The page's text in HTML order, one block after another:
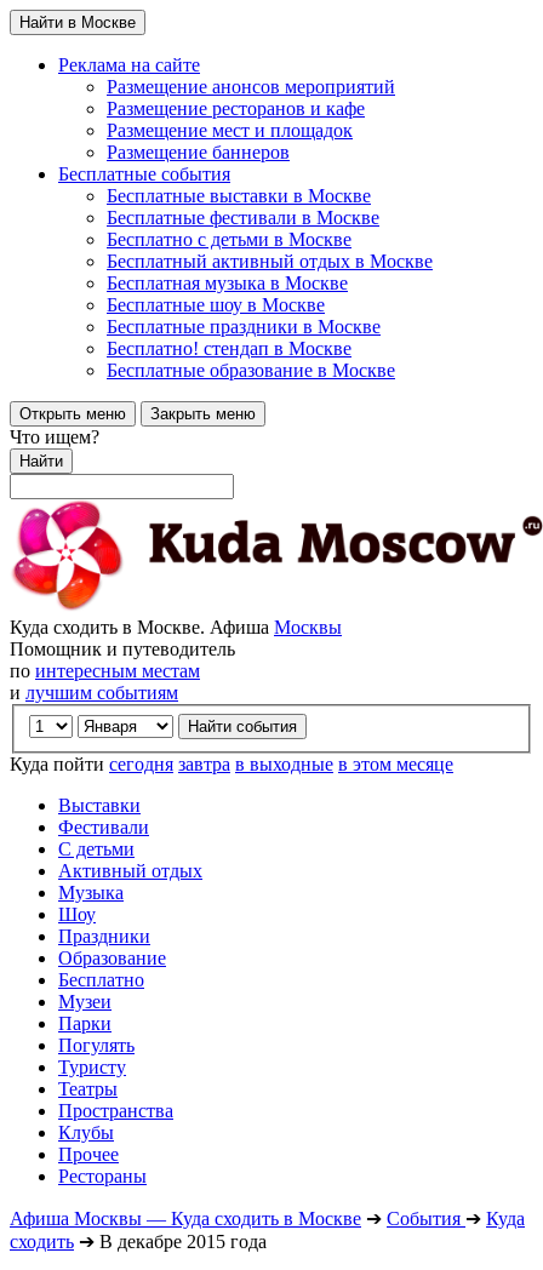
Найти в Москве
Реклама на сайте
Размещение анонсов мероприятий
Размещение ресторанов и кафе
Размещение мест и площадок
Размещение баннеров
Бесплатные события
Бесплатные выставки в Москве
Бесплатные фестивали в Москве
Бесплатно с детьми в Москве
Бесплатный активный отдых в Москве
Бесплатная музыка в Москве
Бесплатные шоу в Москве
Бесплатные праздники в Москве
Бесплатно! стендап в Москве
Бесплатные образование в Москве
Открыть меню Закрыть меню
Что ищем?
Найти
Куда сходить в Москве. Афиша Москвы
Помощник и путеводитель
по интересным местам
и лучшим событиям
Куда пойти сегодня завтра в выходные в этом месяце
Выставки
Фестивали
С детьми
Активный отдых
Музыка
Шоу
Праздники
Образование
Бесплатно
Музеи
Парки
Погулять
Туристу
Театры
Пространства
Клубы
Прочее
Рестораны
Афиша Москвы — Куда сходить в Москве ➔ События ➔ Куда
сходить ➔ В декабре 2015 года